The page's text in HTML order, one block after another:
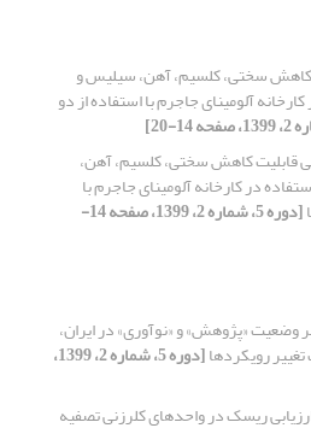
سختی، کلسیم، آهن، سیلیس و
آلومینای جاجرم با استفاده از دو
قابلیت کاهش سختی، کلسیم، آهن،
در کارخانه آلومینای جاجرم با
[دوره 5، شماره 2، 1399، صفحه 14-
وضعیت «پژوهش» و «نوآوری» در ایران،
رویکردها [دوره 5، شماره 2، 1399،
ریسک در واحدهای کلرزنی تصفیه